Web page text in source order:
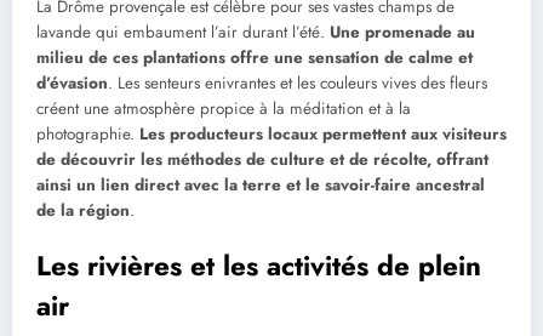
La Drôme provençale est célèbre pour ses vastes champs de
lavande qui embaument l’air durant l’été. Une promenade au
milieu de ces plantations offre une sensation de calme et
d’évasion. Les senteurs enivrantes et les couleurs vives des fleurs
créent une atmosphère propice à la méditation et à la
photographie. Les producteurs locaux permettent aux visiteurs
de découvrir les méthodes de culture et de récolte, offrant
ainsi un lien direct avec la terre et le savoir-faire ancestral
de la région.
Les rivières et les activités de plein
air